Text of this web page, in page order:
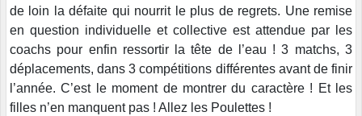
de loin la défaite qui nourrit le plus de regrets. Une remise
en question individuelle et collective est attendue par les
coachs pour enfin ressortir la tête de l’eau ! 3 matchs, 3
déplacements, dans 3 compétitions différentes avant de finir
l’année. C’est le moment de montrer du caractère ! Et les
filles n’en manquent pas ! Allez les Poulettes !